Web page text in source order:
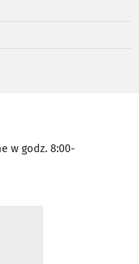
w godz. 8:00-